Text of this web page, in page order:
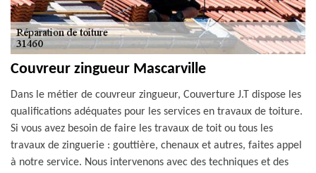
Couvreur zingueur Mascarville
Dans le métier de couvreur zingueur, Couverture J.T dispose les
qualifications adéquates pour les services en travaux de toiture.
Si vous avez besoin de faire les travaux de toit ou tous les
travaux de zinguerie : gouttière, chenaux et autres, faites appel
à notre service. Nous intervenons avec des techniques et des